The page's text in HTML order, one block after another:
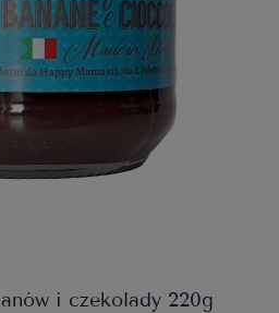
i czekolady 220g